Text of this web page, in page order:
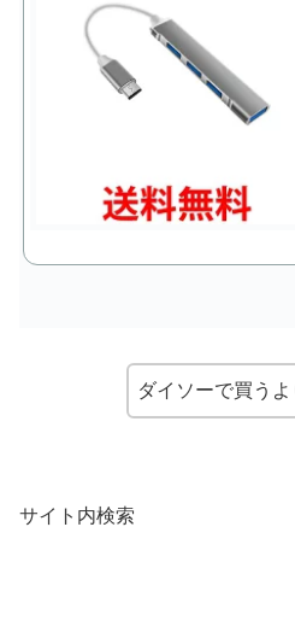
ダイソーで買う
サイト内検索